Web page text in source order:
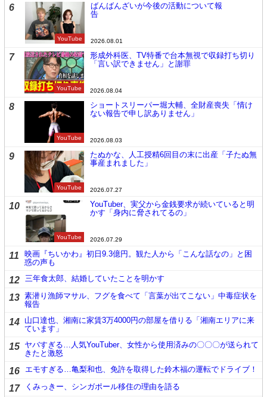
6
YouTube
ばんばんざいが今後の活動について報
告
2026.08.01
7
YouTube
形成外科医、TV特番で台本無視で収録打ち切り
「言い訳できません」と謝罪
2026.08.04
8
YouTube
ショートスリーパー堀大輔、全財産喪失「情け
ない報告で申し訳ありません」
2026.08.03
9
YouTube
たぬかな、人工授精6回目の末に出産「子たぬ無
事産まれました」
2026.07.27
10
YouTube
YouTuber、実父から金銭要求が続いていると明
かす「身内に脅されてるの」
2026.07.29
11
映画『ちいかわ』初日9.3億円。観た人から「こんな話なの」と困
惑の声も
12 三年食太郎、結婚していたことを明かす
13 素潜り漁師マサル、フグを食べて「言葉が出てこない」中毒症状を
報告
14 山口達也、湘南に家賃3万4000円の部屋を借りる「湘南エリアに来
ています」
15 ヤバすぎる…人気YouTuber、女性から使用済みの〇〇〇が送られて
きたと激怒
16 エモすぎる…亀梨和也、免許を取得した鈴木福の運転でドライブ！
17 くみっきー、シンガポール移住の理由を語る